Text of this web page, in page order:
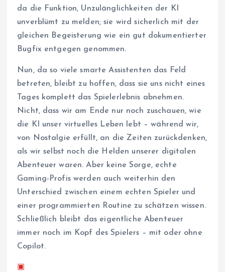
da die Funktion, Unzulänglichkeiten der KI
unverblümt zu melden; sie wird sicherlich mit der
gleichen Begeisterung wie ein gut dokumentierter
Bugfix entgegen genommen.
Nun, da so viele smarte Assistenten das Feld
betreten, bleibt zu hoffen, dass sie uns nicht eines
Tages komplett das Spielerlebnis abnehmen.
Nicht, dass wir am Ende nur noch zuschauen, wie
die KI unser virtuelles Leben lebt – während wir,
von Nostalgie erfüllt, an die Zeiten zurückdenken,
als wir selbst noch die Helden unserer digitalen
Abenteuer waren. Aber keine Sorge, echte
Gaming-Profis werden auch weiterhin den
Unterschied zwischen einem echten Spieler und
einer programmierten Routine zu schätzen wissen.
Schließlich bleibt das eigentliche Abenteuer
immer noch im Kopf des Spielers – mit oder ohne
Copilot.
▣